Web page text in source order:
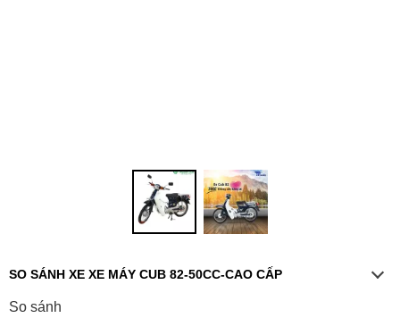
SO SÁNH XE XE MÁY CUB 82-50CC-CAO CẤP
So sánh